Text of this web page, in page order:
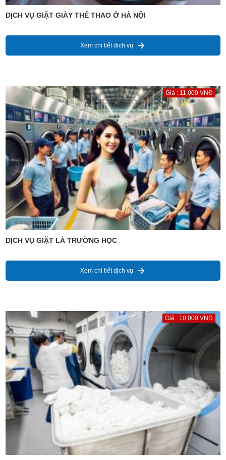
DỊCH VỤ GIẶT GIÀY THỂ THAO Ở HÀ NỘI
Xem chi tiết dịch vụ
Giá : 11,000 VNĐ
DỊCH VỤ GIẶT LÀ TRƯỜNG HỌC
Xem chi tiết dịch vụ
Giá : 10,000 VNĐ